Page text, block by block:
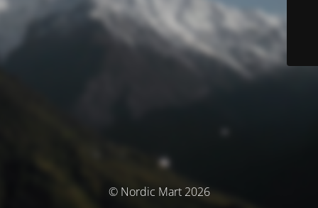
© Nordic Mart 2026